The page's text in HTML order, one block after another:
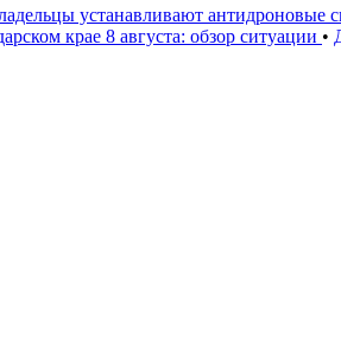
устанавливают антидроновые
крае 8 августа: обзор ситуации •